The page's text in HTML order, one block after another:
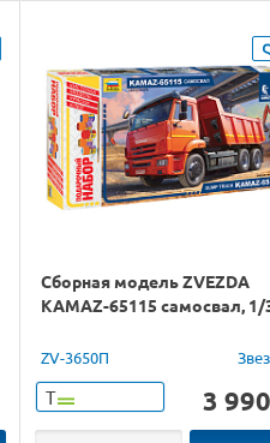
Сборная модель ZVEZDA
KAMAZ-65115 самосвал, 1/
ZV-3650П
Т 3 990